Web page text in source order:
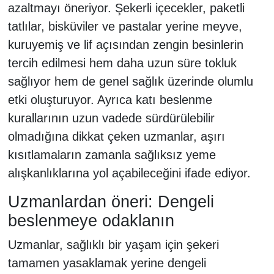
azaltmayı öneriyor. Şekerli içecekler, paketli
tatlılar, bisküviler ve pastalar yerine meyve,
kuruyemiş ve lif açısından zengin besinlerin
tercih edilmesi hem daha uzun süre tokluk
sağlıyor hem de genel sağlık üzerinde olumlu
etki oluşturuyor. Ayrıca katı beslenme
kurallarının uzun vadede sürdürülebilir
olmadığına dikkat çeken uzmanlar, aşırı
kısıtlamaların zamanla sağlıksız yeme
alışkanlıklarına yol açabileceğini ifade ediyor.
Uzmanlardan öneri: Dengeli
beslenmeye odaklanın
Uzmanlar, sağlıklı bir yaşam için şekeri
tamamen yasaklamak yerine dengeli